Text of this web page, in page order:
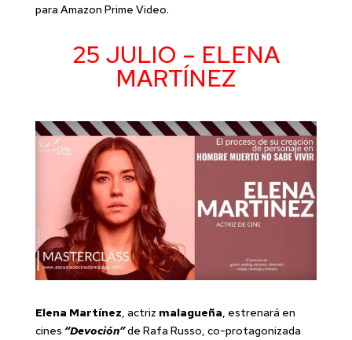
para Amazon Prime Video.
25 JULIO – ELENA
MARTÍNEZ
Elena Martínez, actriz malagueña, estrenará en
cines “Devoción”de Rafa Russo, co-protagonizada